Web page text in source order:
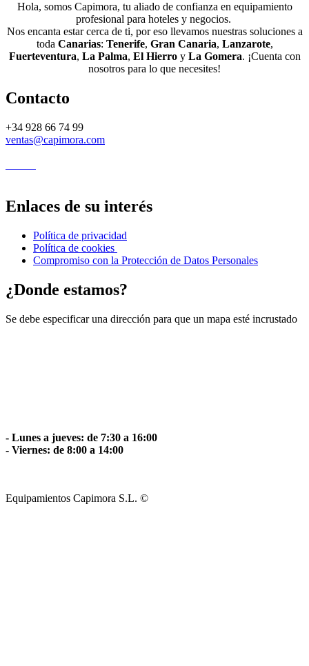
Hola, somos Capimora, tu aliado de confianza en equipamiento
profesional para hoteles y negocios.
Nos encanta estar cerca de ti, por eso llevamos nuestras soluciones a
toda Canarias: Tenerife, Gran Canaria, Lanzarote,
Fuerteventura, La Palma, El Hierroy La Gomera. ¡Cuenta con
nosotros para lo que necesites!
Contacto
+34 928 66 74 99
ventas@capimora.com
Enlaces de su interés
Política de privacidad
Política de cookies
Compromiso con la Protección de Datos Personales
¿Donde estamos?
Se debe especificar una dirección para que un mapa esté incrustado
- Lunes a jueves: de 7:30 a 16:00
- Viernes: de 8:00 a 14:00
Equipamientos Capimora S.L. ©